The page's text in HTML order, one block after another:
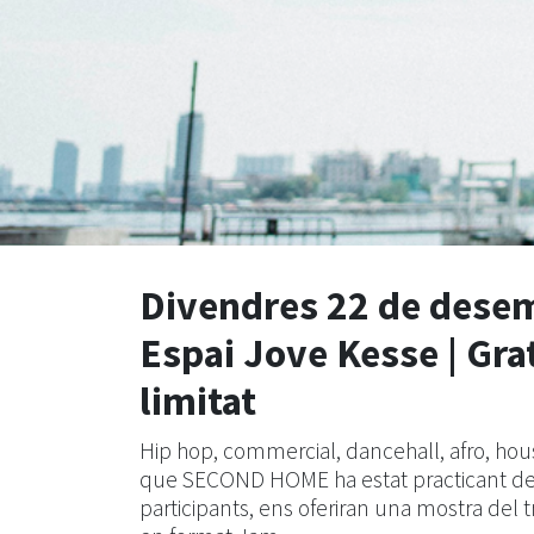
Divendres 22 de
Espai Jove Kesse |
limitat
Hip hop, commercial, dancehall, afro,
que SECOND HOME ha estat practicant
participants, ens oferiran una mostra del